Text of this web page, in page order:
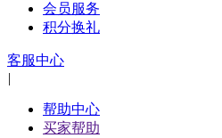
会员服务
积分换礼
客服中心
|
帮助中心
买家帮助